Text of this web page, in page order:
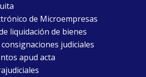
de Microempresas
liquidación de bienes
judiciales
apud acta